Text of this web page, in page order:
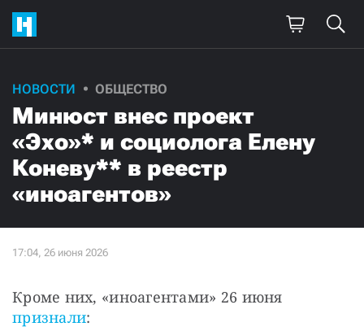
НОВОСТИ ОБЩЕСТВО
Минюст внес проект
«Эхо»* и социолога Елену
Коневу** в реестр
«иноагентов»
признали: